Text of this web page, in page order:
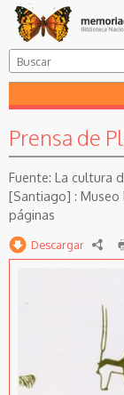
Prensa de
La cultura
[Santiago] : Museo
páginas
Descargar